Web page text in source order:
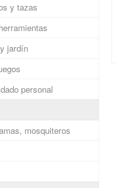
y tazas
jardín
personal
mosquiteros